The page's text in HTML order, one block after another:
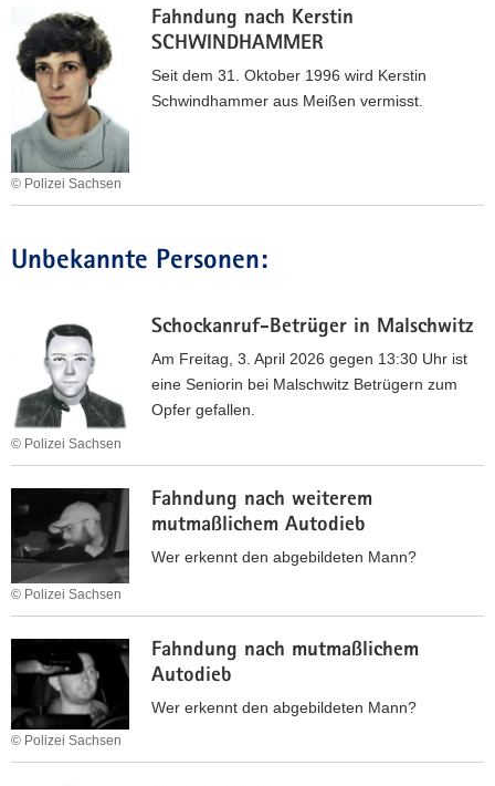
N
A
W
T
A
R
H
O
h
E
n
r
c
U
a
n
d
u
g
c
e
a
s
D
N
E
Fahndung nach Kerstin
SCHWINDHAMMER
© Polizei Sachsen
Seit dem 31. Oktober 1996 wird Kerstin
Schwindhammer aus Meißen vermisst.
h
g
n
a
c
e
r
s
n
C
H
Unbekannte Personen:
Schockanruf-Betrüger in Malschwitz
© Polizei Sachsen
Am Freitag, 3. April 2026 gegen 13:30 Uhr ist
eine Seniorin bei Malschwitz Betrügern zum
Opfer gefallen.
o
c
k
n
r
u
f
Fahndung nach weiterem
mutmaßlichem Autodieb
© Polizei Sachsen
Wer erkennt den abgebildeten Mann?
a
h
d
Fahndung nach mutmaßlichem
Autodieb
© Polizei Sachsen
Wer erkennt den abgebildeten Mann?